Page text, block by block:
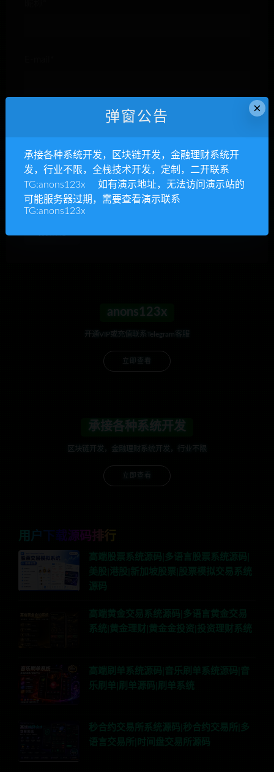
下次发表评论时，请在此浏览器中保存我的姓名、电子
邮件和网站
anons123x
开通VIP或充值联系Telegram客服
立即查看
承接各种系统开发
区块链开发，金融理财系统开发，行业不限
立即查看
用户下载源码排行
高端股票系统源码|多语言股票系统源码|
美股|港股|新加坡股票|股票模拟交易系统
源码
高端黄金交易系统源码|多语言黄金交易
系统|黄金理财|黄金金投资|投资理财系统
高端刷单系统源码|音乐刷单系统源码|音
乐刷单|刷单源码|刷单系统
秒合约交易所系统源码|秒合约交易所|多
语言交易所|时间盘交易所源码
×
弹窗公告
承接各种系统开发，区块链开发，金融理财系统开
发，行业不限，全栈技术开发，定制，二开联系
TG:anons123x 如有演示地址，无法访问演示站的
可能服务器过期，需要查看演示联系
TG:anons123x